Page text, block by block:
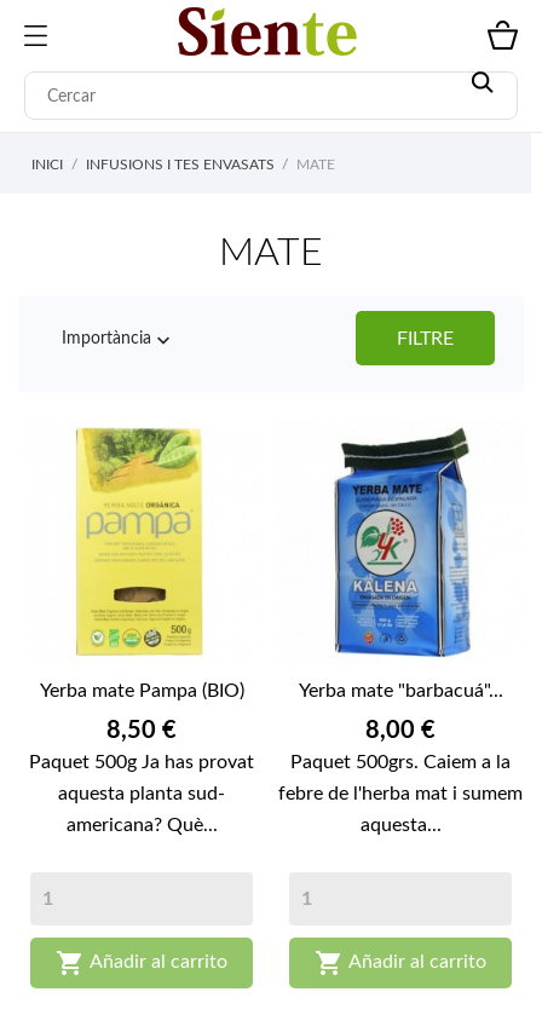
INICI INFUSIONS I TES ENVASATS MATE
MATE
Importància  FILTRE
Yerba mate Pampa (BIO)
Preu
8,50 €
Paquet 500g Ja has provat
aquesta planta sud-
americana? Què...
 Añadir al carrito
Yerba mate "barbacuá"...
Preu
8,00 €
Paquet 500grs. Caiem a la
febre de l'herba mat i sumem
aquesta...
 Añadir al carrito